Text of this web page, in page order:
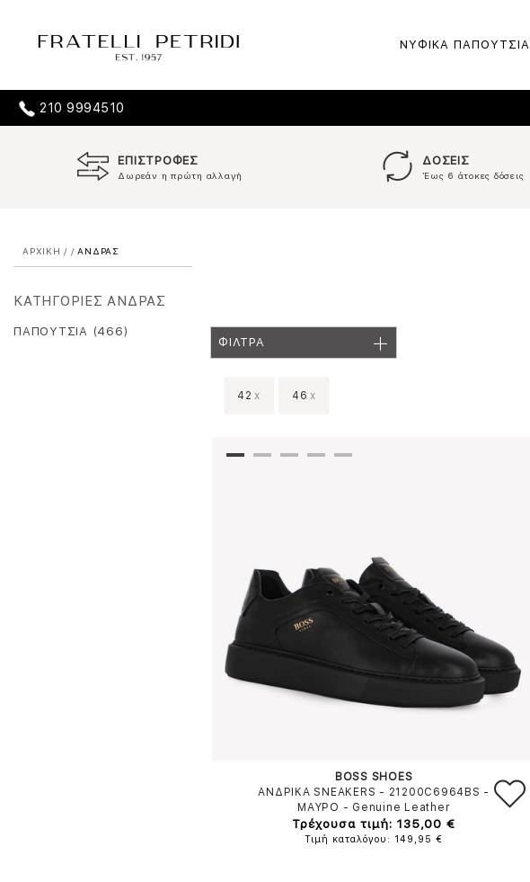
ΝΥΦΙΚΑ ΠΑΠΟΥΤΣΙΑ
210 9994510
ΕΠΙΣΤΡΟΦΕΣ
Δωρεάν η πρώτη αλλαγή
ΔΟΣΕΙΣ
Έως 6 άτοκες δόσεις
ΑΡΧΙΚΗ / /ΑΝΔΡΑΣ
ΚΑΤΗΓΟΡΙΕΣ ΑΝΔΡΑΣ
ΠΑΠΟΥΤΣΙΑ (466)
ΦΙΛΤΡΑ
42 x 46 x
BOSS SHOES
ΑΝΔΡΙΚΑ SNEAKERS - 21200C6964BS -
ΜΑΥΡΟ - Genuine Leather
Τρέχουσα τιμή: 135,00 €
Τιμή καταλόγου: 149,95 €